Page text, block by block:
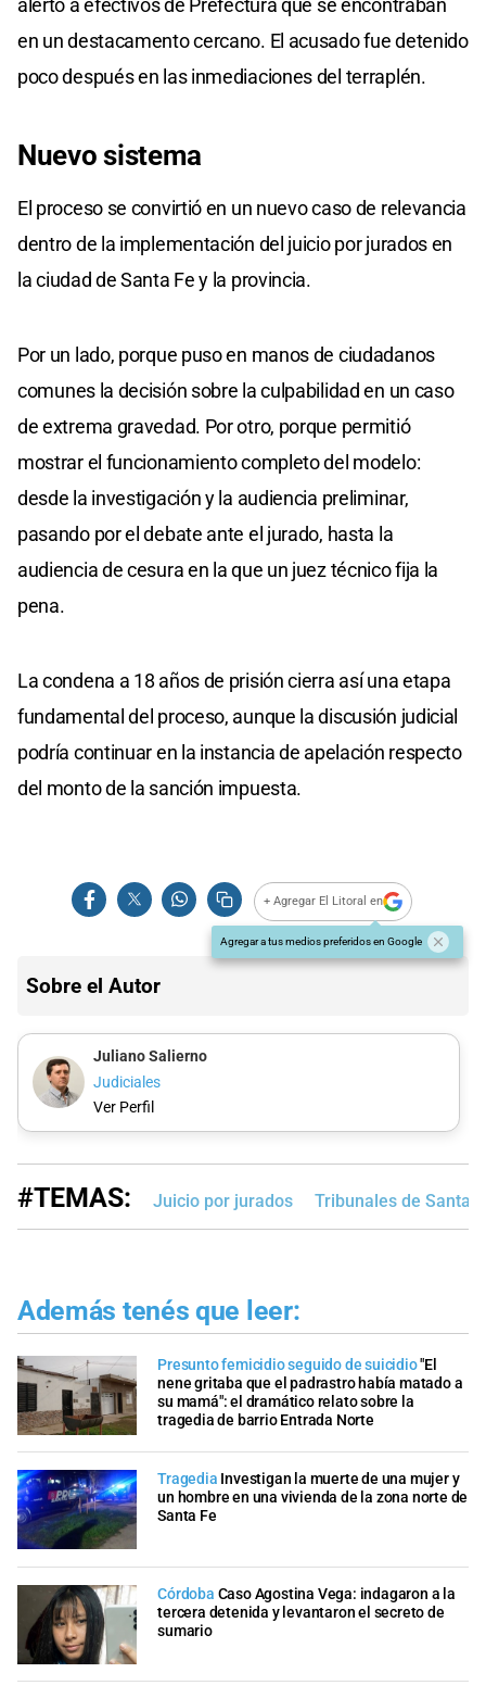
en un destacamento cercano. El acusado fue detenido
poco después en las inmediaciones del terraplén.
Nuevo sistema
El proceso se convirtió en un nuevo caso de relevancia
dentro de la implementación del juicio por jurados en
la ciudad de Santa Fe y la provincia.
Por un lado, porque puso en manos de ciudadanos
comunes la decisión sobre la culpabilidad en un caso
de extrema gravedad. Por otro, porque permitió
mostrar el funcionamiento completo del modelo:
desde la investigación y la audiencia preliminar,
pasando por el debate ante el jurado, hasta la
audiencia de cesura en la que un juez técnico fija la
pena.
La condena a 18 años de prisión cierra así una etapa
fundamental del proceso, aunque la discusión judicial
podría continuar en la instancia de apelación respecto
del monto de la sanción impuesta.
+ Agregar El Litoral en
Agregar a tus medios preferidos en Google
Sobre el Autor
Juliano Salierno
Judiciales
Ver Perfil
#TEMAS: Juicio por jurados Tribunales de Santa
Además tenés que leer:
Presunto femicidio seguido de suicidio"El
nene gritaba que el padrastro había matado a
su mamá": el dramático relato sobre la
tragedia de barrio Entrada Norte
Tragedia Investigan la muerte de una mujer y
un hombre en una vivienda de la zona norte de
Santa Fe
Córdoba Caso Agostina Vega: indagaron a la
tercera detenida y levantaron el secreto de
sumario